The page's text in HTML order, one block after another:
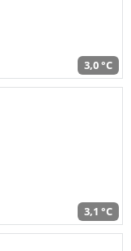
3,0 °C
3,1 °C